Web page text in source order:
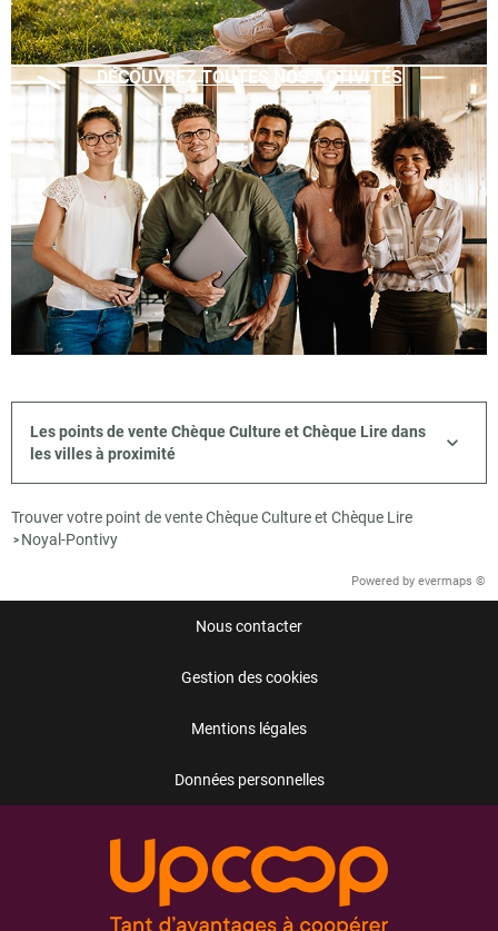
DÉCOUVREZ TOUTES NOS ACTIVITÉS
Les points de vente Chèque Culture et Chèque Lire dans
les villes à proximité
Trouver votre point de vente Chèque Culture et Chèque Lire
> Noyal-Pontivy
Powered by evermaps ©
Nous contacter
Gestion des cookies
Mentions légales
Données personnelles